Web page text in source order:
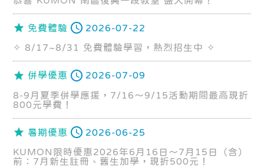
免費體驗 2026-07-22
✧ 8/17~8/31 免費體驗學習，熱烈招生中 ✧
併學優惠 2026-07-09
8-9月夏季併學應援，7/16～9/15活動期間最高現折
800元學費！
暑期優惠 2026-06-25
KUMON限時優惠2026年6月16日～7月15日（含）
前：7月新生註冊、舊生加學，現折500元！